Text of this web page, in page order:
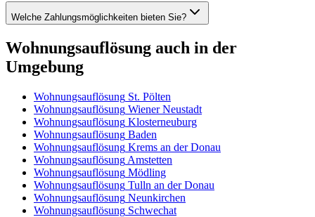
Welche Zahlungsmöglichkeiten bieten Sie?
Wohnungsauflösung auch in der
Umgebung
Wohnungsauflösung St. Pölten
Wohnungsauflösung Wiener Neustadt
Wohnungsauflösung Klosterneuburg
Wohnungsauflösung Baden
Wohnungsauflösung Krems an der Donau
Wohnungsauflösung Amstetten
Wohnungsauflösung Mödling
Wohnungsauflösung Tulln an der Donau
Wohnungsauflösung Neunkirchen
Wohnungsauflösung Schwechat